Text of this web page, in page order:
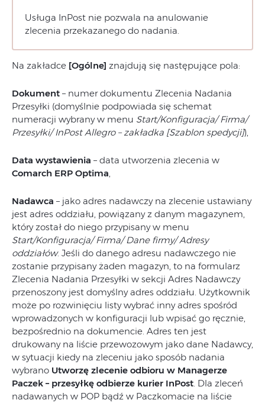
Usługa InPost nie pozwala na anulowanie
zlecenia przekazanego do nadania.
Na zakładce [Ogólne] znajdują się następujące pola:
Dokument – numer dokumentu Zlecenia Nadania
Przesyłki (domyślnie podpowiada się schemat
numeracji wybrany w menu Start/Konfiguracja/ Firma/
Przesyłki/ InPost Allegro – zakładka [Szablon spedycji]),
Data wystawienia – data utworzenia zlecenia w
Comarch ERP Optima,
Nadawca – jako adres nadawczy na zlecenie ustawiany
jest adres oddziału, powiązany z danym magazynem,
który został do niego przypisany w menu
Start/Konfiguracja/ Firma/ Dane firmy/ Adresy
oddziałów. Jeśli do danego adresu nadawczego nie
zostanie przypisany żaden magazyn, to na formularz
Zlecenia Nadania Przesyłki w sekcji Adres Nadawczy
przenoszony jest domyślny adres oddziału. Użytkownik
może po rozwinięciu listy wybrać inny adres spośród
wprowadzonych w konfiguracji lub wpisać go ręcznie,
bezpośrednio na dokumencie. Adres ten jest
drukowany na liście przewozowym jako dane Nadawcy,
w sytuacji kiedy na zleceniu jako sposób nadania
wybrano Utworzę zlecenie odbioru w Managerze
Paczek – przesyłkę odbierze kurier InPost. Dla zleceń
nadawanych w POP bądź w Paczkomacie na liście